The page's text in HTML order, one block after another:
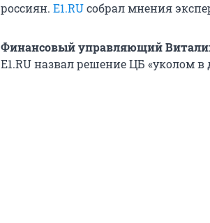
россиян. E1.RUсобрал мнения
Финансовый управляющий
E1.RU назвал решение ЦБ «уколом в